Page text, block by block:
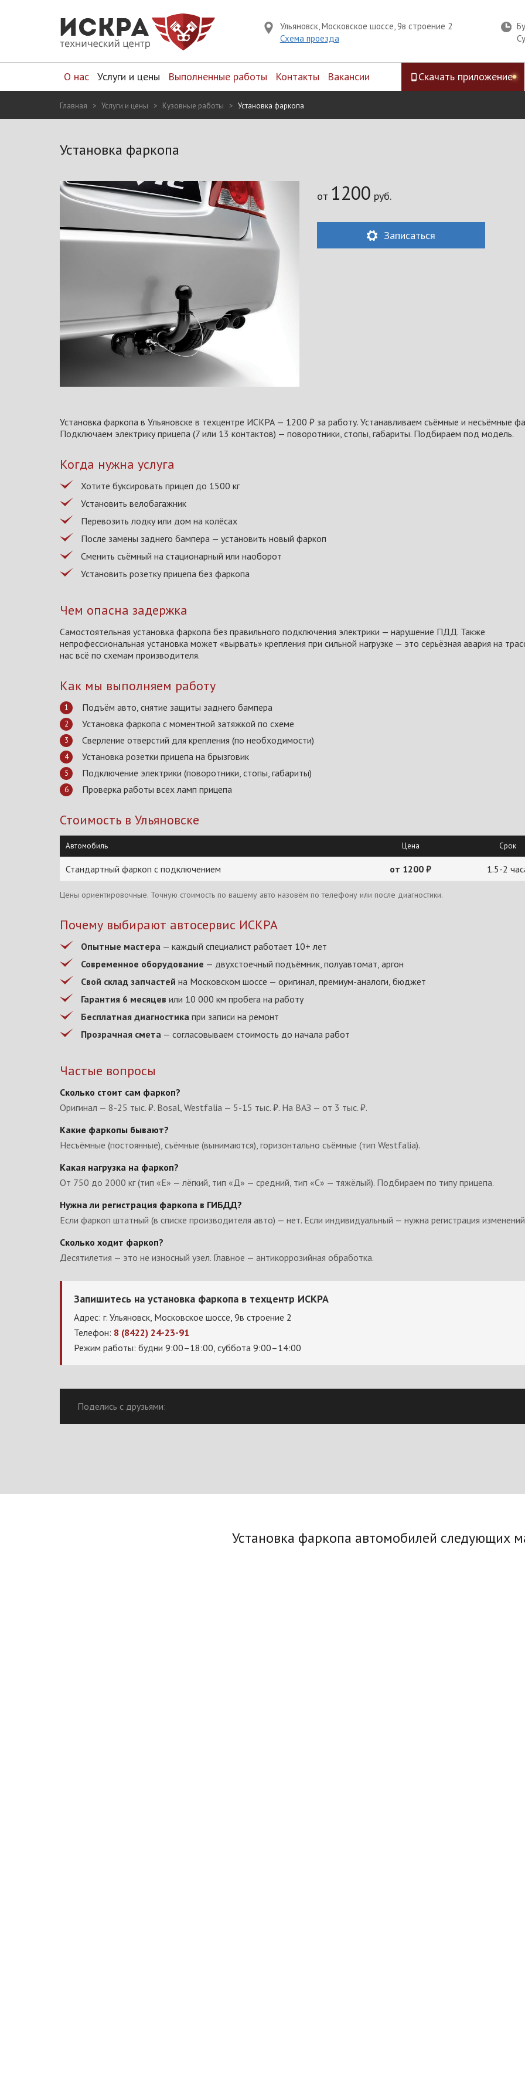
Ульяновск, Московское шоссе, 9в строение 2
Схема проезда
О нас Услуги и цены Выполненные работы Контакты Вакансии Скачать приложение
Главная Услуги и цены Кузовные работы Установка фаркопа
Установка фаркопа
от 1200 руб.
Записаться
Установка фаркопа в Ульяновске в техцентре ИСКРА — 1200 ₽ за работу. Устанавливаем съёмные и несъёмные
Подключаем электрику прицепа (7 или 13 контактов) — поворотники, стопы, габариты. Подбираем под модель.
Когда нужна услуга
Хотите буксировать прицеп до 1500 кг
Установить велобагажник
Перевозить лодку или дом на колёсах
После замены заднего бампера — установить новый фаркоп
Сменить съёмный на стационарный или наоборот
Установить розетку прицепа без фаркопа
Чем опасна задержка
Самостоятельная установка фаркопа без правильного подключения электрики — нарушение ПДД. Также
непрофессиональная установка может «вырвать» крепления при сильной нагрузке — это серьёзная авария на
нас всё по схемам производителя.
Как мы выполняем работу
Подъём авто, снятие защиты заднего бампера
Установка фаркопа с моментной затяжкой по схеме
Сверление отверстий для крепления (по необходимости)
Установка розетки прицепа на брызговик
Подключение электрики (поворотники, стопы, габариты)
Проверка работы всех ламп прицепа
Стоимость в Ульяновске
Автомобиль Цена Срок
Стандартный фаркоп с подключением от 1200 ₽ 1.5-2
Цены ориентировочные. Точную стоимость по вашему авто назовём по телефону или после диагностики.
Почему выбирают автосервис ИСКРА
Опытные мастера — каждый специалист работает 10+ лет
Современное оборудование — двухстоечный подъёмник, полуавтомат, аргон
Свой склад запчастей на Московском шоссе — оригинал, премиум-аналоги, бюджет
Гарантия 6 месяцев или 10 000 км пробега на работу
Бесплатная диагностика при записи на ремонт
Прозрачная смета — согласовываем стоимость до начала работ
Частые вопросы
Сколько стоит сам фаркоп?
Оригинал — 8-25 тыс. ₽. Bosal, Westfalia — 5-15 тыс. ₽. На ВАЗ — от 3 тыс. ₽.
Какие фаркопы бывают?
Несъёмные (постоянные), съёмные (вынимаются), горизонтально съёмные (тип Westfalia).
Какая нагрузка на фаркоп?
От 750 до 2000 кг (тип «Е» — лёгкий, тип «Д» — средний, тип «С» — тяжёлый). Подбираем по типу прицепа.
Нужна ли регистрация фаркопа в ГИБДД?
Если фаркоп штатный (в списке производителя авто) — нет. Если индивидуальный — нужна регистрация
Сколько ходит фаркоп?
Десятилетия — это не износный узел. Главное — антикоррозийная обработка.
Запишитесь на установка фаркопа в техцентр ИСКРА
Адрес: г. Ульяновск, Московское шоссе, 9в строение 2
Телефон: 8 (8422) 24-23-91
Режим работы: будни 9:00–18:00, суббота 9:00–14:00
Поделись с друзьями:
Установка фаркопа автомобилей следующих